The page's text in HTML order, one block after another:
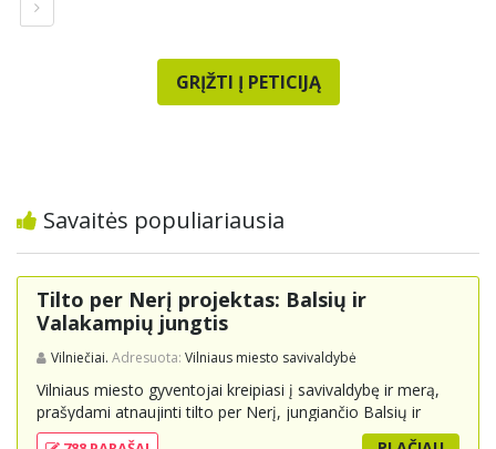
GRĮŽTI Į PETICIJĄ
Savaitės populiariausia
Tilto per Nerį projektas: Balsių ir
Valakampių jungtis
Vilniečiai. Adresuota: Vilniaus miesto savivaldybė
Vilniaus miesto gyventojai kreipiasi į savivaldybę ir merą,
prašydami atnaujinti tilto per Nerį, jungiančio Balsių ir
Valakampių kryptis, projektą ir įtraukti jį į miesto